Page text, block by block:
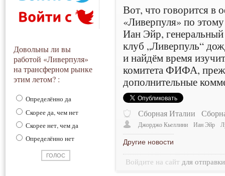
Довольны ли вы
работой «Ливерпуля»
на трансферном рынке
этим летом? :
Определённо да
Скорее да, чем нет
Скорее нет, чем да
Определённо нет
Вот, что говорится в
«Ливерпуля» по
Иан Эйр,
клуб „Ливерпуль“
и найдём время
комитета ФИФА,
дополнительные
Сборная Италии
Джорджо Кьеллини Иан Эйр
Другие новости
Войдите на сайт для